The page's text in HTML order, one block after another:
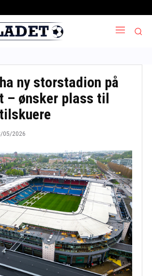
ny storstadion på
– ønsker plass til
05/2026